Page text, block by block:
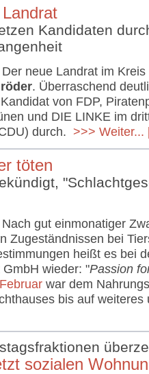
Kandidaten
Der neue Landrat im
. Überraschend
von FDP,
und DIE LINKE im
durch. >>> Weiter...
töten
Nach gut einmonatiger
Zugeständnissen bei
heißt es bei
GmbH wieder: "Passion
war dem
bis auf weiteres
sozialen